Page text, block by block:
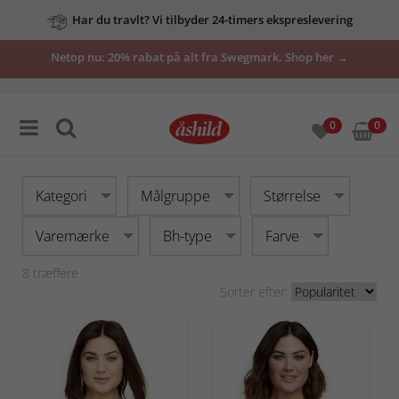
Har du travlt? Vi tilbyder 24-timers ekspreslevering
tilbud
her
Netop nu: 20% rabat på alt fra Swegmark. Shop her →
0 0
Kategori Målgruppe Størrelse
Varemærke Bh-type Farve
8 træffere
Sorter efter: